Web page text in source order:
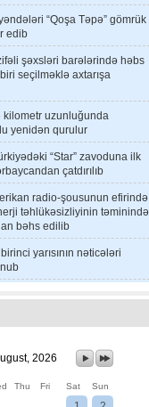
“Qoşa Təpə” gömrük
edib
şəxsləri barələrində həbs
seçilməklə axtarışa
kilometr uzunluğunda
yenidən qurulur
“Star” zavoduna ilk
çatdırılıb
radio-şousunun efirində
təhlükəsizliyinin təminində
bəhs edilib
yarısının nəticələri
2026
Thu Fri Sat Sun